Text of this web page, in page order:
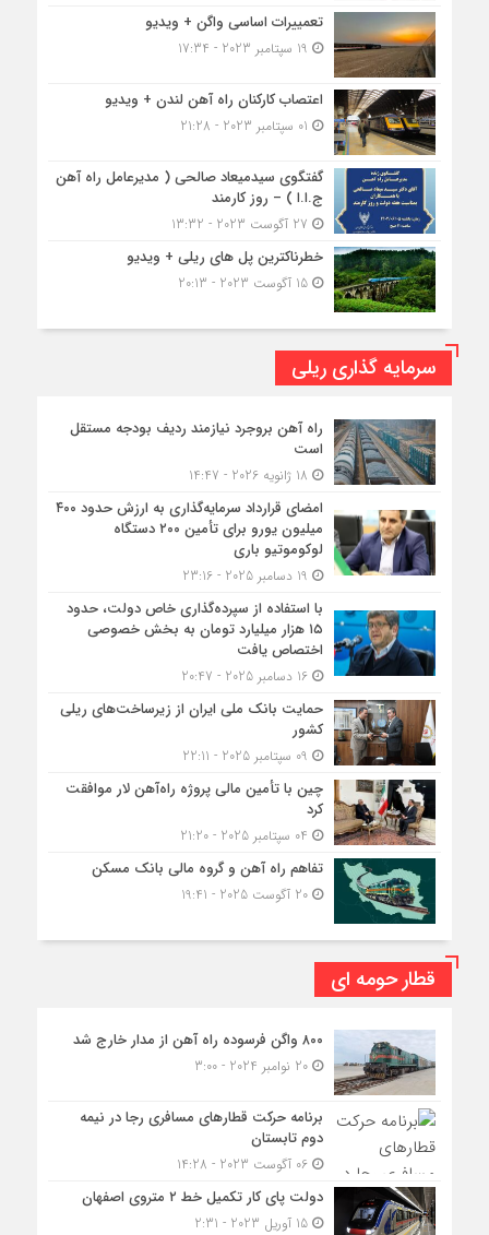
تعمییرات اساسی واگن + ویدیو
اعتصاب کارکنان راه آهن لندن + ویدیو
گفتگوی سیدمیعاد صالحی ( مدیرعامل راه آهن
ج.ا.ا ) – روز کارمند
خطرناکترین پل های ریلی + ویدیو
15 آگوست 2023 - 20:13
سرمایه گذاری ریلی
راه آهن بروجرد نیازمند ردیف بودجه مستقل
است
امضای قرارداد سرمایه‌گذاری به ارزش حدود ۴۰۰
میلیون یورو برای تأمین ۲۰۰ دستگاه
لوکوموتیو باری
با استفاده از سپرده‌گذاری خاص دولت، حدود
۱۵ هزار میلیارد تومان به بخش خصوصی
اختصاص یافت
16 دسامبر 2025 - 20:47
حمایت بانک ملی ایران از زیرساخت‌های ریلی
کشور
چین با تأمین مالی پروژه راه‌آهن لار موافقت
کرد
تفاهم راه آهن و گروه مالی بانک مسکن
20 آگوست 2025 - 19:41
قطار حومه ای
۸۰۰ واگن فرسوده راه آهن از مدار خارج شد
20 نوامبر 2024 - 3:00
برنامه حرکت قطارهای مسافری رجا در نیمه
دوم تابستان
06 آگوست 2023 - 14:28
دولت پای کار تکمیل خط ۲ متروی اصفهان
15 آوریل 2023 - 2:31